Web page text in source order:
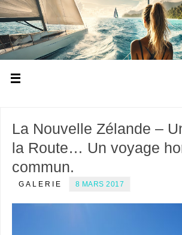
La Nouvelle Zélande –
la Route… Un voyage
commun.
GALERIE 8 MARS 2017